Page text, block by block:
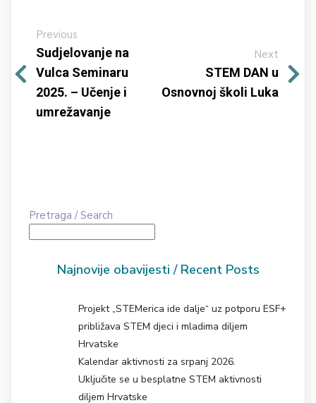
Previous
Sudjelovanje na
Vulca Seminaru
2025. – Učenje i
umrežavanje
Next
STEM DAN u
Osnovnoj školi Luka
Pretraga / Search
Najnovije obavijesti / Recent Posts
Projekt „STEMerica ide dalje“ uz potporu ESF+
približava STEM djeci i mladima diljem
Hrvatske
Kalendar aktivnosti za srpanj 2026.
Uključite se u besplatne STEM aktivnosti
diljem Hrvatske